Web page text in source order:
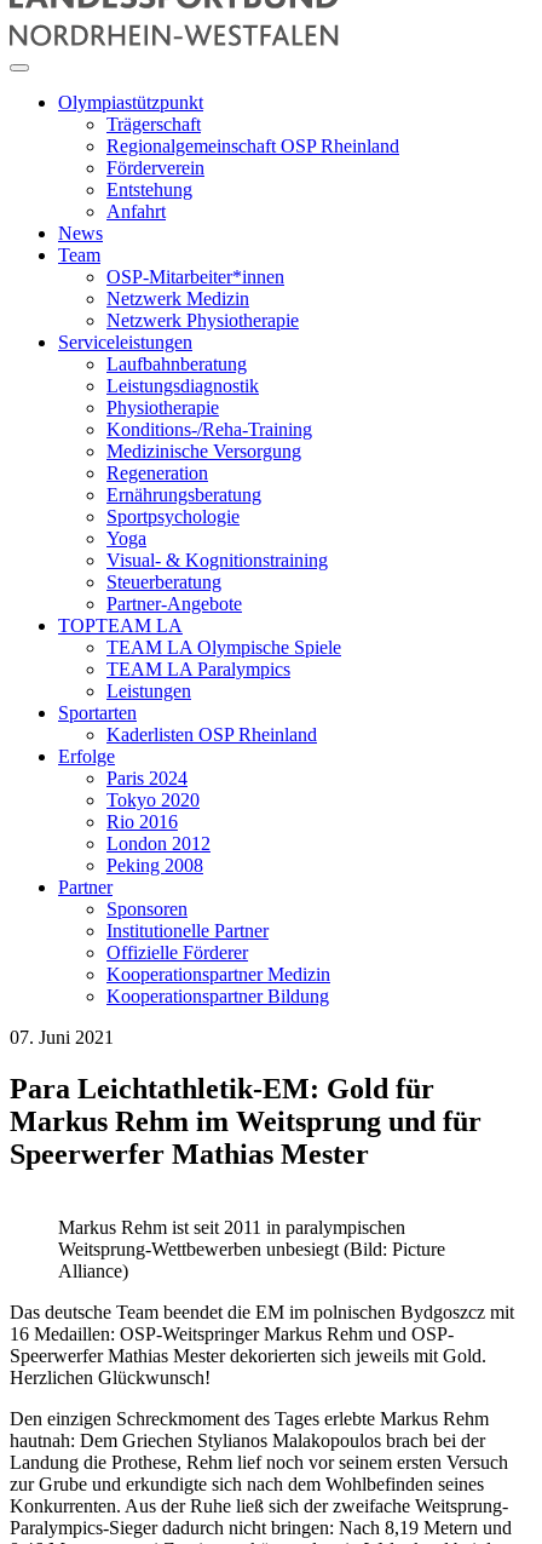
Olympiastützpunkt
Trägerschaft
Regionalgemeinschaft OSP Rheinland
Förderverein
Entstehung
Anfahrt
News
Team
OSP-Mitarbeiter*innen
Netzwerk Medizin
Netzwerk Physiotherapie
Serviceleistungen
Laufbahnberatung
Leistungsdiagnostik
Physiotherapie
Konditions-/Reha-Training
Medizinische Versorgung
Regeneration
Ernährungsberatung
Sportpsychologie
Yoga
Visual- & Kognitionstraining
Steuerberatung
Partner-Angebote
TOPTEAM LA
TEAM LA Olympische Spiele
TEAM LA Paralympics
Leistungen
Sportarten
Kaderlisten OSP Rheinland
Erfolge
Paris 2024
Tokyo 2020
Rio 2016
London 2012
Peking 2008
Partner
Sponsoren
Institutionelle Partner
Offizielle Förderer
Kooperationspartner Medizin
Kooperationspartner Bildung
07. Juni 2021
Para Leichtathletik-EM: Gold für
Markus Rehm im Weitsprung und für
Speerwerfer Mathias Mester
Markus Rehm ist seit 2011 in paralympischen
Weitsprung-Wettbewerben unbesiegt (Bild: Picture
Alliance)
Das deutsche Team beendet die EM im polnischen Bydgoszcz mit
16 Medaillen: OSP-Weitspringer Markus Rehm und OSP-
Speerwerfer Mathias Mester dekorierten sich jeweils mit Gold.
Herzlichen Glückwunsch!
Den einzigen Schreckmoment des Tages erlebte Markus Rehm
hautnah: Dem Griechen Stylianos Malakopoulos brach bei der
Landung die Prothese, Rehm lief noch vor seinem ersten Versuch
zur Grube und erkundigte sich nach dem Wohlbefinden seines
Konkurrenten. Aus der Ruhe ließ sich der zweifache Weitsprung-
Paralympics-Sieger dadurch nicht bringen: Nach 8,19 Metern und